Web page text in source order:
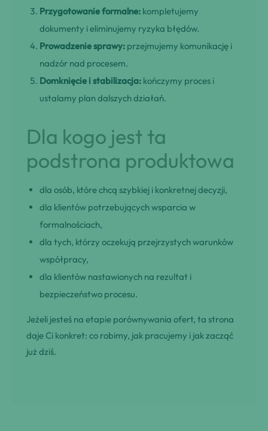
Przygotowanie formalne: kompletujemy
dokumenty i eliminujemy ryzyka błędów.
Prowadzenie sprawy: przejmujemy komunikację i
nadzór nad procesem.
Domknięcie i stabilizacja: kończymy proces i
ustalamy plan dalszych działań.
Dla kogo jest ta
podstrona produktowa
dla osób, które chcą szybkiej i konkretnej decyzji,
dla klientów potrzebujących wsparcia w
formalnościach,
dla tych, którzy oczekują przejrzystych warunków
współpracy,
dla klientów nastawionych na rezultat i
bezpieczeństwo procesu.
Jeżeli jesteś na etapie porównywania ofert, ta strona
daje Ci konkret: co robimy, jak pracujemy i jak zacząć
już dziś.